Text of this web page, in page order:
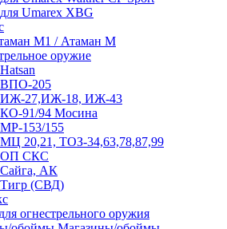
Umarex XBG
М1 / Атаман М
оружие
205
27,ИЖ-18, ИЖ-43
91/94 Мосина
153/155
20,21, ТОЗ-34,63,78,87,99
СКС
АК
(СВД)
огнестрельного оружия